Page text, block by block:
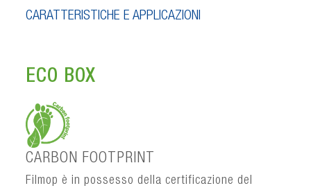
CARATTERISTICHE E APPLICAZIONI
ECO BOX
CARBON FOOTPRINT
Filmop è in possesso della certificazione del